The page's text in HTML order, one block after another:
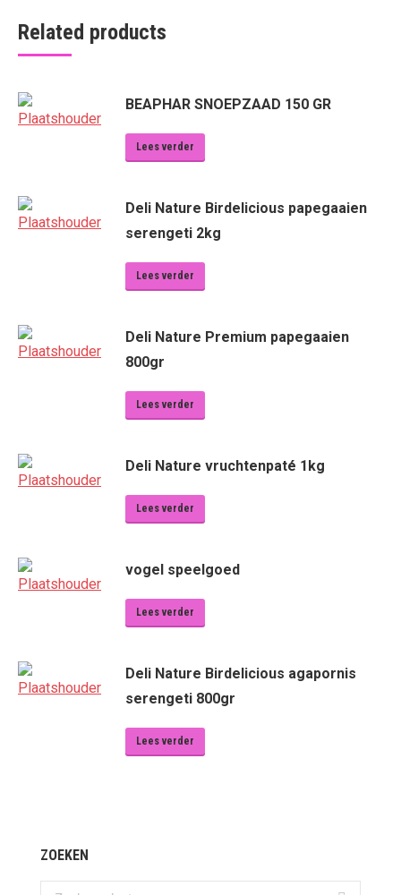
Related products
BEAPHAR SNOEPZAAD 150 GR
Lees verder
Deli Nature Birdelicious papegaaien
serengeti 2kg
Lees verder
Deli Nature Premium papegaaien
800gr
Lees verder
Deli Nature vruchtenpaté 1kg
Lees verder
vogel speelgoed
Lees verder
Deli Nature Birdelicious agapornis
serengeti 800gr
Lees verder
ZOEKEN